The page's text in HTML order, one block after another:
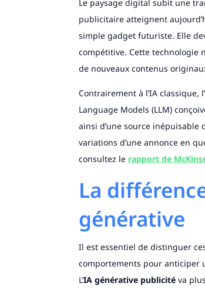
Le paysage digital subit une
publicitaire atteignent
simple gadget futuriste. Elle
compétitive. Cette technologie
de nouveaux contenus
Contrairement à l’IA classique,
Language Models (LLM)
ainsi d’une source inépuisable
variations d’une annonce en
consultez le rapport de
La
générative
Il est essentiel de distinguer
comportements pour anticiper
L’IA générative publicité va